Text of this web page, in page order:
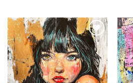
Adicionar
ao
Wishlist